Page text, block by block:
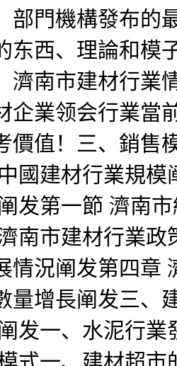
部門機構發布
东西、理論和
濟南市建材行業
企業领会行業
價值！三、銷售
國建材行業規
发第一節 濟南
南市建材行業
情況阐发第四章
量增長阐发三、
发一、水泥行